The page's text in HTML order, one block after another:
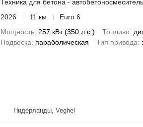
Техника для бетона - автобетоносмеситель
2026
11 км
Euro 6
Мощность 257 кВт (350 л.с.) Топливо
Подвеска
параболическая Тип привода
Нидерланды, Veghel